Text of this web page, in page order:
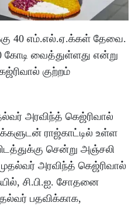
40 எம்.எல்.ஏ.க்கள் தேவை.
கோடி வைத்துள்ளது என்று
குற்றம்
அரவிந்த் கெஜ்ரிவால்
ராஜ்காட்டில் உள்ள
சென்று அஞ்சலி
அரவிந்த் கெஜ்ரிவால்
சி.பி.ஐ. சோதனை
பதவிக்காக,